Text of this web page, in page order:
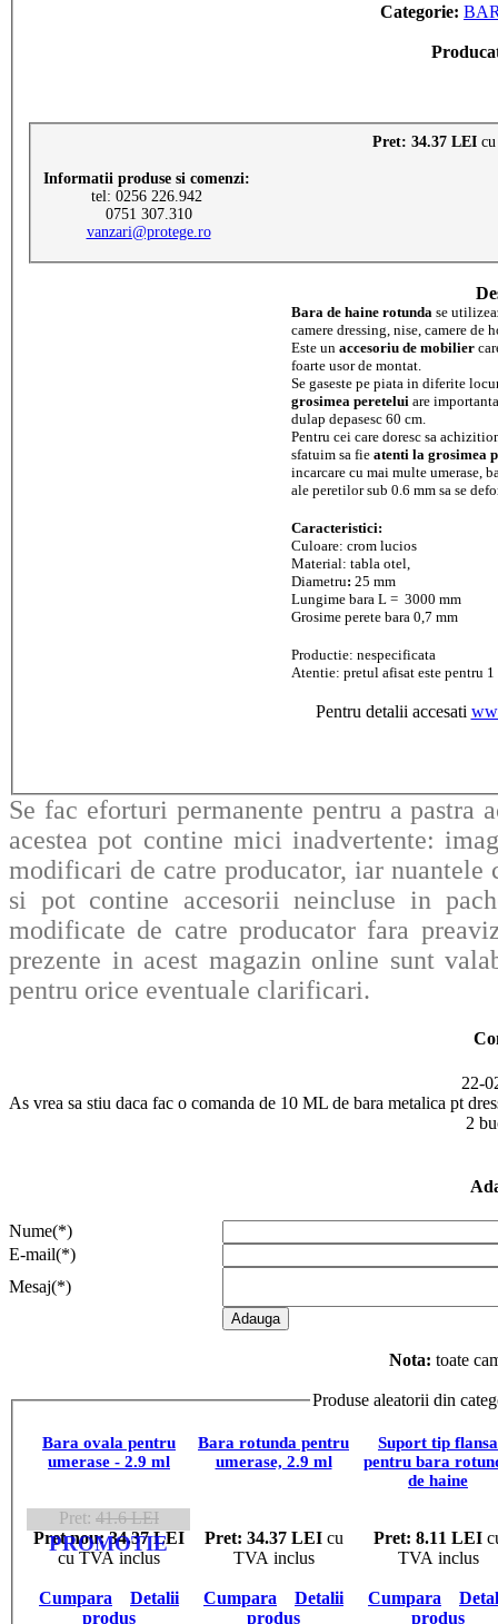
Categorie:
Pret: 34.37 LEI
Informatii produse si comenzi:
tel: 0256 226.942
0751 307.310
vanzari@protege.ro
Bara de haine rotunda se
camere dressing, nise, camere de
Este un accesoriu de mobilier
foarte usor de montat.
Se gaseste pe piata in diferite
grosimea peretelui are
dulap depasesc 60 cm.
Pentru cei care doresc sa
sfatuim sa fie atenti la grosimea
incarcare cu mai multe umerase,
ale peretilor sub 0.6 mm sa se
Caracteristici:
Culoare: crom lucios
Material: tabla otel,
Diametru: 25 mm
Lungime bara L = 3000 mm
Grosime perete bara 0,7 mm
Productie: nespecificata
Atentie: pretul afisat este pentru 1
Pentru detalii accesati
Se fac eforturi permanente pentru a pastra
acestea pot contine mici inadvertente:
modificari de catre producator, iar
si pot contine accesorii neincluse in
modificate de catre producator fara
prezente in acest magazin online sunt
pentru orice eventuale clarificari.
22-
As vrea sa stiu daca fac o comanda de 10 ML de bara metalica pt
2
Nume(*)
E-mail(*)
Mesaj(*)
Nota: toate
Produse aleatorii din
Bara ovala pentru
umerase - 2.9 ml
PROMOTIE
Pret: 41.6 LEI
Pret nou: 34.37 LEI
cu TVA inclus
Cumpara
Detalii
produs
Bara rotunda pentru
umerase, 2.9 ml
Pret: 34.37 LEIcu
TVA inclus
Cumpara
Detalii
produs
Suport tip flansa
pentru bara
de haine
Pret: 8.11 LEI
TVA inclus
Cumpara
produs